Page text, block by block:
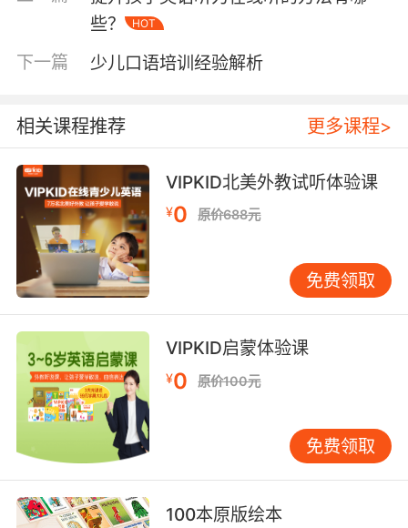
例如：The earth moves around the sun.
地球围着太阳转。
一般现在时用于格言警句中。
例如： Pride goes before a fall.
骄者必败。
些？
HOT
下一篇 少儿口语培训经验解析
相关课程推荐 更多课程>
VIPKID北美外教试听体验课
¥0 原价688元
免费领取
VIPKID启蒙体验课
¥0 原价100元
免费领取
100本原版绘本